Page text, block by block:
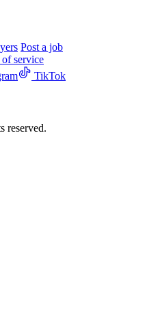
Post a job
of service
TikTok